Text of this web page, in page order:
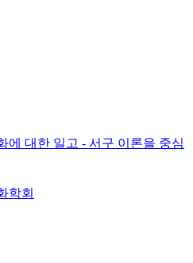
에 대한 일고 - 서구 이론을 중심
학회